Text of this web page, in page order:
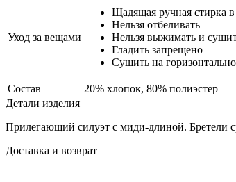
Уход за вещами
Щадящая ручная стирка
Нельзя отбеливать
Нельзя выжимать и
Гладить запрещено
Сушить на
Состав
20% хлопок, 80% полиэстер
Детали изделия
Прилегающий силуэт с миди-длиной. Бретели
Доставка и возврат